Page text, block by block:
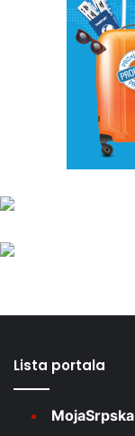
Lista portala